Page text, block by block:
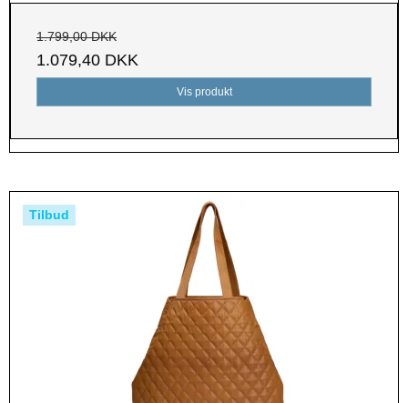
1.799,00 DKK
1.079,40 DKK
Vis produkt
Tilbud